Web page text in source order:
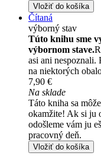
Vložiť do košíka
Čítaná
výborný stav
Túto knihu sme
výbornom stave.
asi ani nespoznali.
na niektorých
7,90 €
Na sklade
Táto kniha sa
okamžite! Ak si ju
odošleme vám ju
pracovný deň.
Vložiť do košíka